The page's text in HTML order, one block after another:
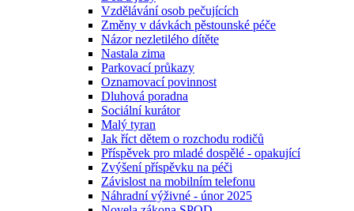
Vzdělávání osob pečujících
Změny v dávkách pěstounské péče
Názor nezletilého dítěte
Nastala zima
Parkovací průkazy
Oznamovací povinnost
Dluhová poradna
Sociální kurátor
Malý tyran
Jak říct dětem o rozchodu rodičů
Příspěvek pro mladé dospělé - opakující
Zvýšení příspěvku na péči
Závislost na mobilním telefonu
Náhradní výživné - únor 2025